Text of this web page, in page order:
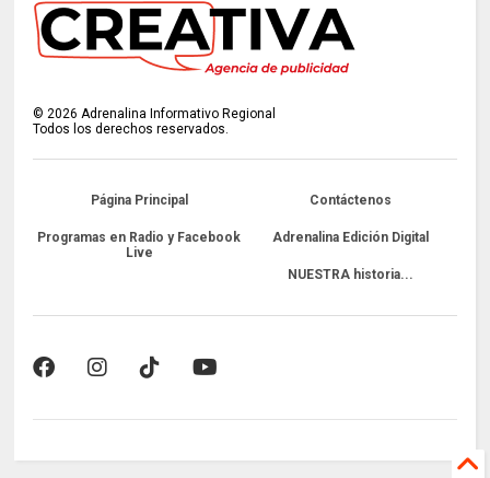
©2026 Adrenalina Informativo Regional
Todos los derechos reservados.
Página Principal Contáctenos
Programas en Radio y Facebook
Live
Adrenalina Edición Digital
NUESTRA historia...